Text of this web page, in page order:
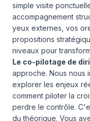
simple visite
accompagnement
yeux externes, vos
propositions
niveaux pour
Le co-pilotage de
approche. Nous nous
explorer les enjeux
comment piloter la
perdre le contrôle.
du théorique. Vous